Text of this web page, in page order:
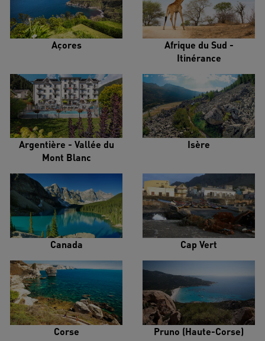
Açores
Afrique du Sud -
Itinérance
Argentière - Vallée du
Mont Blanc
Isère
Canada Cap Vert
Corse Pruno (Haute-Corse)